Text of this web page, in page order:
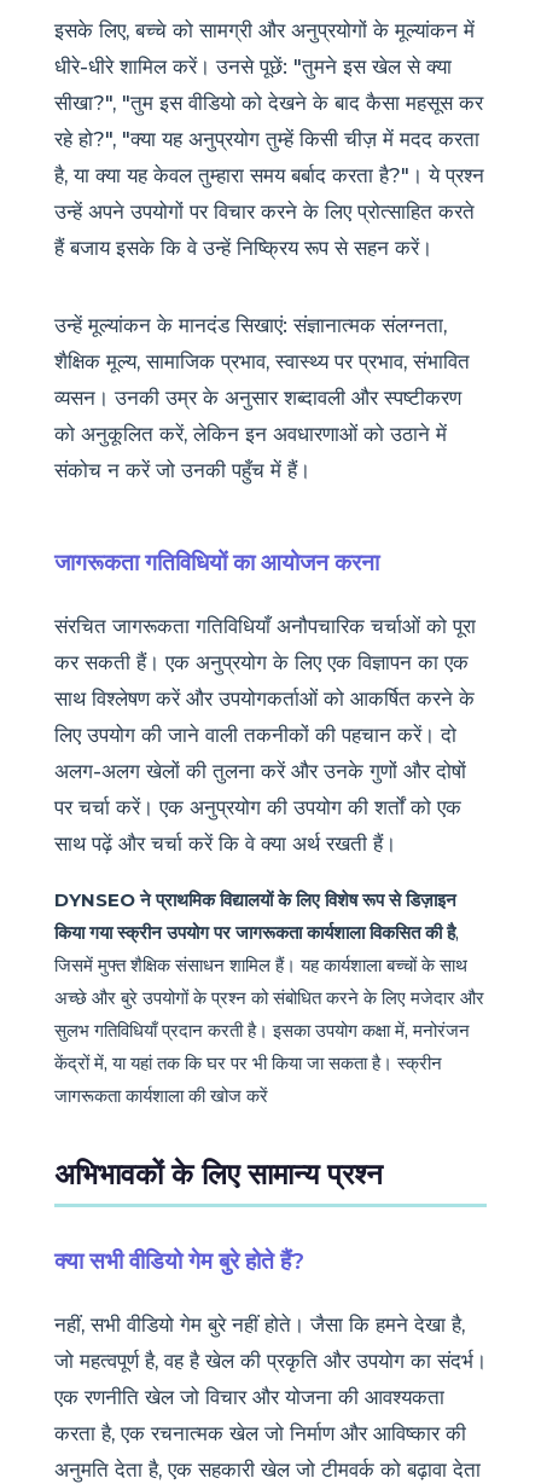
इसके लिए, बच्चे को सामग्री और अनुप्रयोगों के मूल्यांकन में
धीरे-धीरे शामिल करें। उनसे पूछें: "तुमने इस खेल से क्या
सीखा?", "तुम इस वीडियो को देखने के बाद कैसा महसूस कर
रहे हो?", "क्या यह अनुप्रयोग तुम्हें किसी चीज़ में मदद करता
है, या क्या यह केवल तुम्हारा समय बर्बाद करता है?"। ये प्रश्न
उन्हें अपने उपयोगों पर विचार करने के लिए प्रोत्साहित करते
हैं बजाय इसके कि वे उन्हें निष्क्रिय रूप से सहन करें।
उन्हें मूल्यांकन के मानदंड सिखाएं: संज्ञानात्मक संलग्नता,
शैक्षिक मूल्य, सामाजिक प्रभाव, स्वास्थ्य पर प्रभाव, संभावित
व्यसन। उनकी उम्र के अनुसार शब्दावली और स्पष्टीकरण
को अनुकूलित करें, लेकिन इन अवधारणाओं को उठाने में
संकोच न करें जो उनकी पहुँच में हैं।
जागरूकता गतिविधियों का आयोजन करना
संरचित जागरूकता गतिविधियाँ अनौपचारिक चर्चाओं को पूरा
कर सकती हैं। एक अनुप्रयोग के लिए एक विज्ञापन का एक
साथ विश्लेषण करें और उपयोगकर्ताओं को आकर्षित करने के
लिए उपयोग की जाने वाली तकनीकों की पहचान करें। दो
अलग-अलग खेलों की तुलना करें और उनके गुणों और दोषों
पर चर्चा करें। एक अनुप्रयोग की उपयोग की शर्तों को एक
साथ पढ़ें और चर्चा करें कि वे क्या अर्थ रखती हैं।
DYNSEO ने प्राथमिक विद्यालयों के लिए विशेष रूप से डिज़ाइन
किया गया स्क्रीन उपयोग पर जागरूकता कार्यशाला विकसित की है,
जिसमें मुफ्त शैक्षिक संसाधन शामिल हैं। यह कार्यशाला बच्चों के साथ
अच्छे और बुरे उपयोगों के प्रश्न को संबोधित करने के लिए मजेदार और
सुलभ गतिविधियाँ प्रदान करती है। इसका उपयोग कक्षा में, मनोरंजन
केंद्रों में, या यहां तक कि घर पर भी किया जा सकता है। स्क्रीन
जागरूकता कार्यशाला की खोज करें
अभिभावकों के लिए सामान्य प्रश्न
क्या सभी वीडियो गेम बुरे होते हैं?
नहीं, सभी वीडियो गेम बुरे नहीं होते। जैसा कि हमने देखा है,
जो महत्वपूर्ण है, वह है खेल की प्रकृति और उपयोग का संदर्भ।
एक रणनीति खेल जो विचार और योजना की आवश्यकता
करता है, एक रचनात्मक खेल जो निर्माण और आविष्कार की
अनुमति देता है, एक सहकारी खेल जो टीमवर्क को बढ़ावा देता